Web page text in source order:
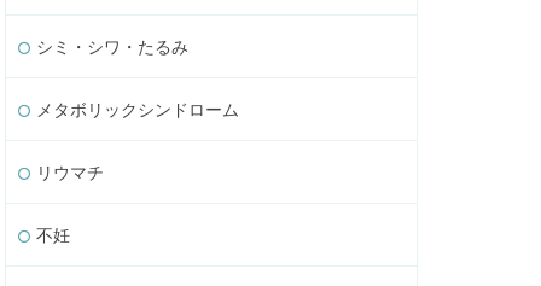
シミ・シワ・たるみ
メタボリックシンドローム
リウマチ
不妊